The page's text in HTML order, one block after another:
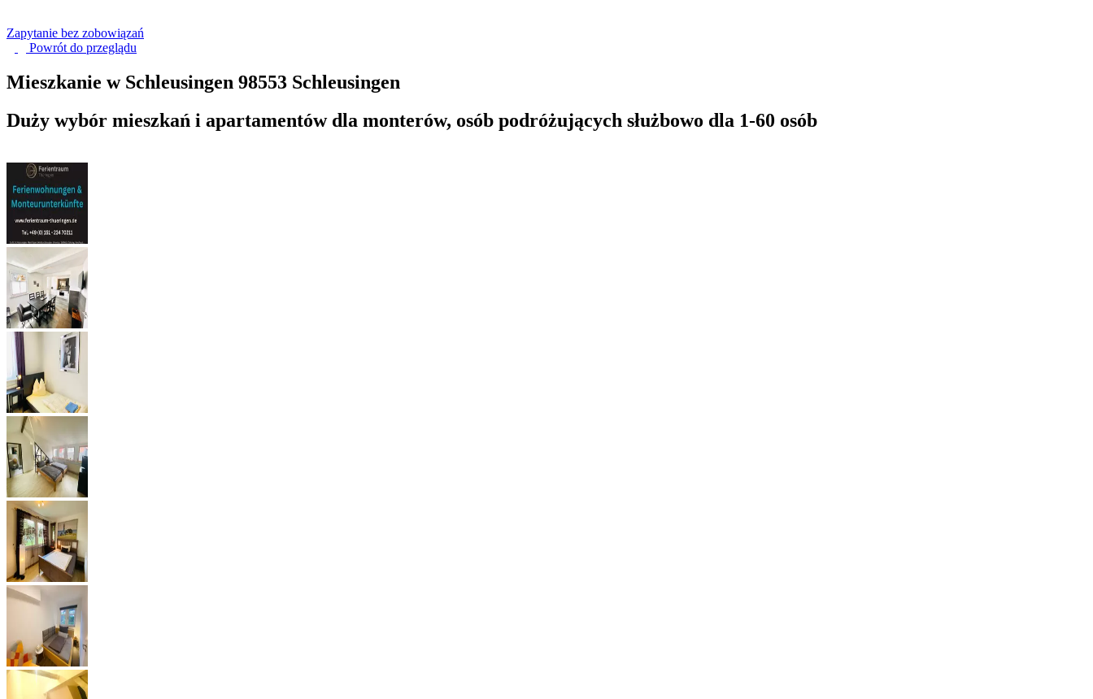
Zapytanie bez zobowiązań
Powrót do przeglądu
Mieszkanie w Schleusingen 98553 Schleusingen
Duży wybór mieszkań i apartamentów dla monterów, osób podróżujących służbowo dla 1-60 osób